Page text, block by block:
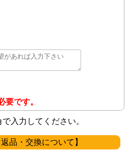
要です。
入力してください。
品・交換について】